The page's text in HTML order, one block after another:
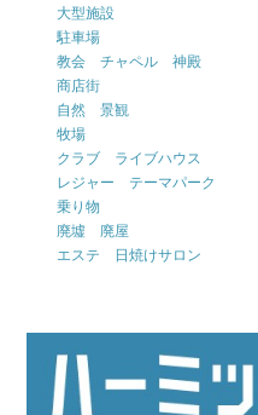
大型施設
駐車場
教会 チャペル 神殿
商店街
自然 景観
牧場
クラブ ライブハウス
レジャー テーマパーク
乗り物
廃墟 廃屋
エステ 日焼けサロン